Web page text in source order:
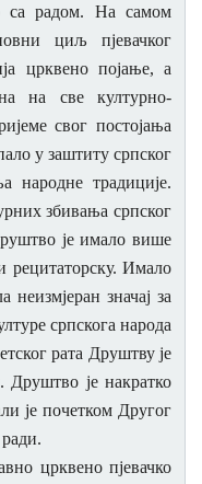
са радом. На самом
циљ пјевачког
црквено појање, а
на све културно-
свог постојања
у заштиту српског
народне традиције.
збивања српског
је имало више
рецитаторску. Имало
неизмјеран значај за
српскога народа
рата Друштву је
Друштво је накратко
је почетком Другог
црквено пјевачко